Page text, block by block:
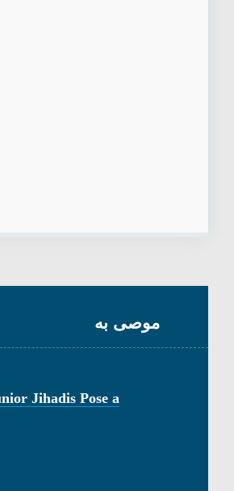
موصى به
Jihadis Pose a